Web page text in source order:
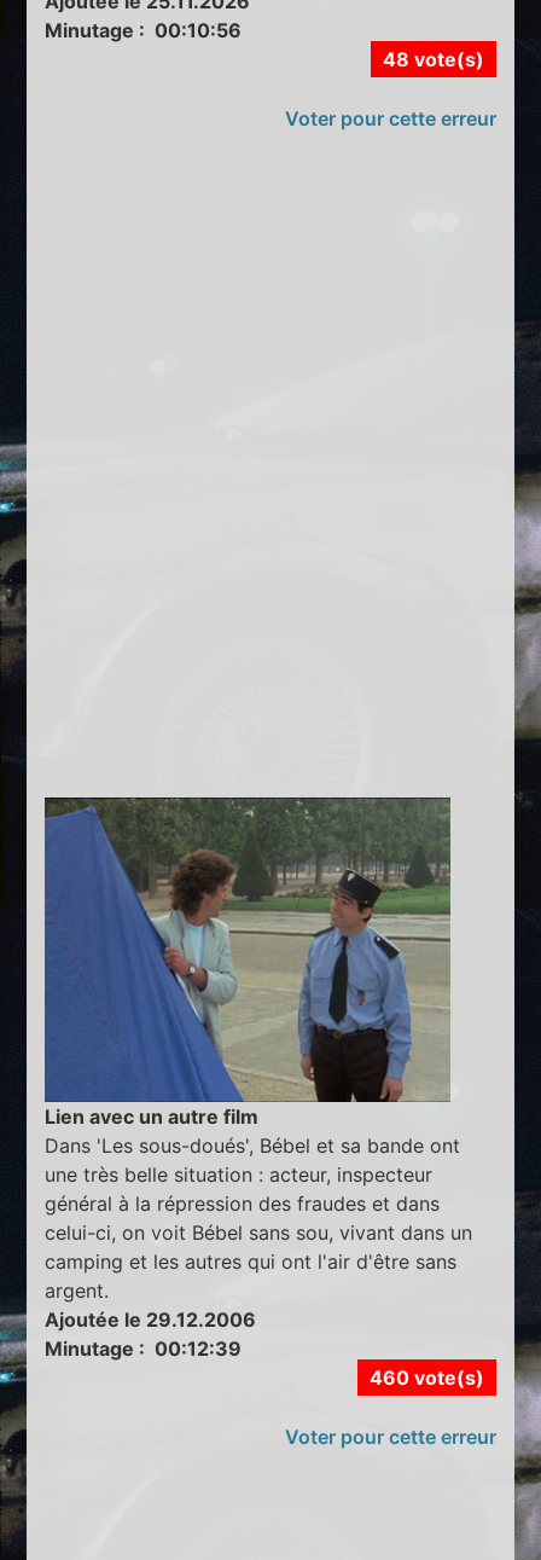
Minutage : 00:10:56
48 vote(s)
Voter pour cette erreur
Lien avec un autre film
Dans 'Les sous-doués', Bébel et sa bande ont
une très belle situation : acteur, inspecteur
général à la répression des fraudes et dans
celui-ci, on voit Bébel sans sou, vivant dans un
camping et les autres qui ont l'air d'être sans
argent.
Ajoutée le 29.12.2006
Minutage : 00:12:39
460 vote(s)
Voter pour cette erreur